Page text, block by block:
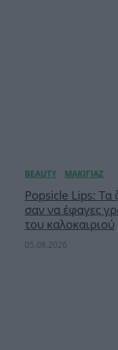
Popsicle Lips: Τα
σαν να έφαγες
του καλοκαιριού
05.08.2026